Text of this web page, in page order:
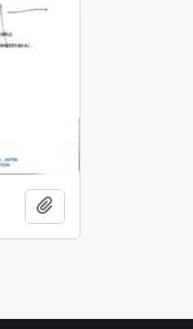
Añadir al portapapeles